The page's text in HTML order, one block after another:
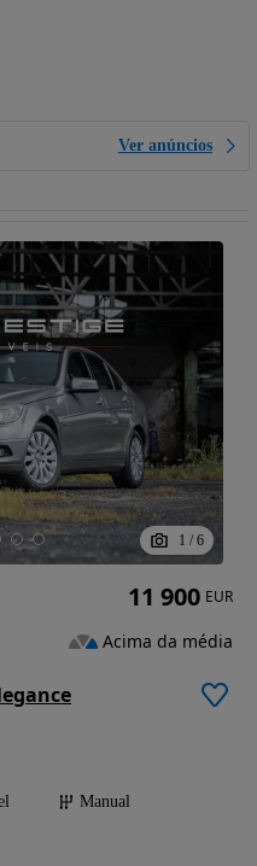
Ver anúncios
1 / 6
Manual
11 900 EUR
Acima da média